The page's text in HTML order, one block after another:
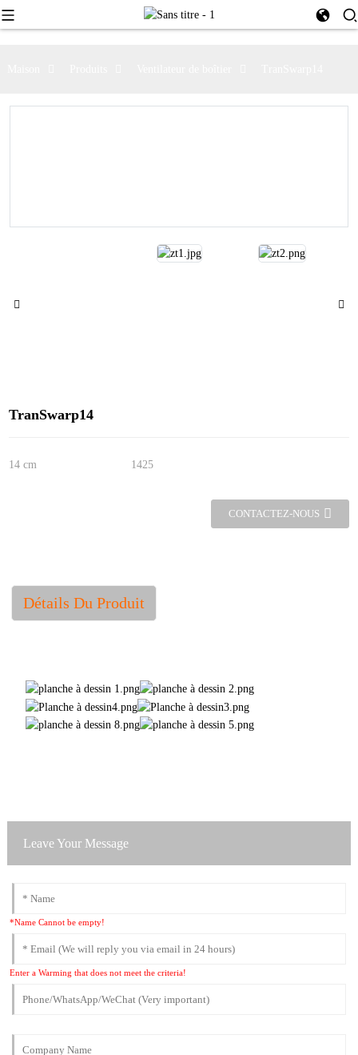
TranSwarp14
14 cm 1425
CONTACTEZ-NOUS
Détails Du Produit
Leave Your Message
*Name Cannot be empty!
Enter a Warming that does not meet the criteria!